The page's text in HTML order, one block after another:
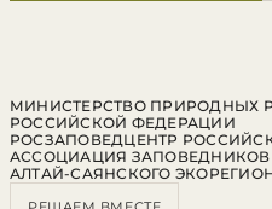
МИНИСТЕРСТВО ПРИРОДНЫХ
РОССИЙСКОЙ ФЕДЕРАЦИИ
РОСЗАПОВЕДЦЕНТР
АССОЦИАЦИЯ
АЛТАЙ-САЯНСКОГО